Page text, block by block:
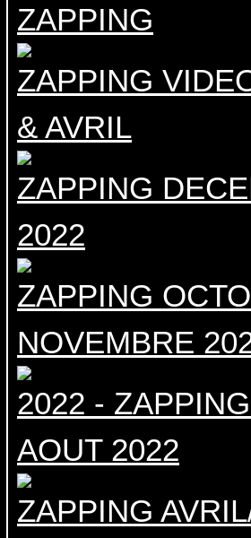
ZAPPING
ZAPPING
& AVRIL
ZAPPING
2022
ZAPPING
NOVEMBRE
2022 -
AOUT 2022
ZAPPING